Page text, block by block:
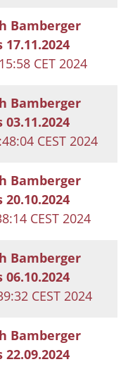
Bamberger
CET 2024
Bamberger
CEST 2024
Bamberger
CEST 2024
Bamberger
CEST 2024
Bamberger